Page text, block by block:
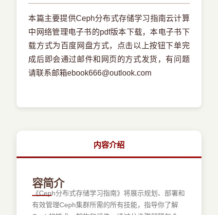
本篇主要提供Ceph分布式存储学习指南云计算
中网络管理电子书的pdf版本下载，本电子书下
载方式为百度网盘方式，点击以上按钮下单完
成后即会通过邮件和网页的方式发货，有问题
请联系邮箱ebook666@outlook.com
内容介绍
容简介
《Ceph分布式存储学习指南》将展示规划、部署和
有效管理Ceph集群所需的所有技能，指导你了解